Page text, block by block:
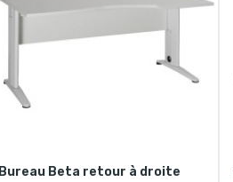
Bureau Beta retour à droite